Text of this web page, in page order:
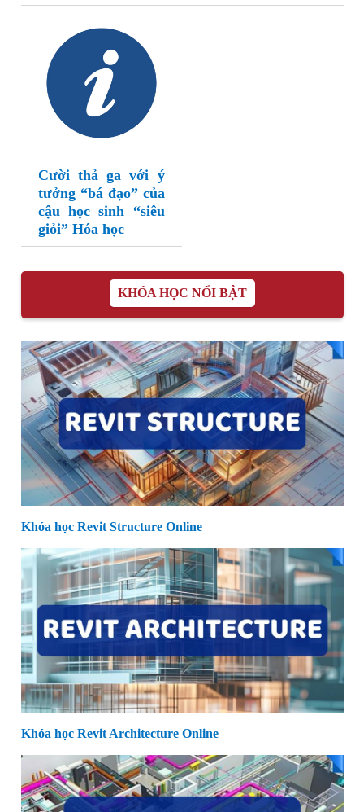
Cười thả ga với ý
tưởng “bá đạo” của
cậu học sinh “siêu
giỏi” Hóa học
KHÓA HỌC NỔI BẬT
Khóa học Revit Structure Online
Khóa học Revit Architecture Online